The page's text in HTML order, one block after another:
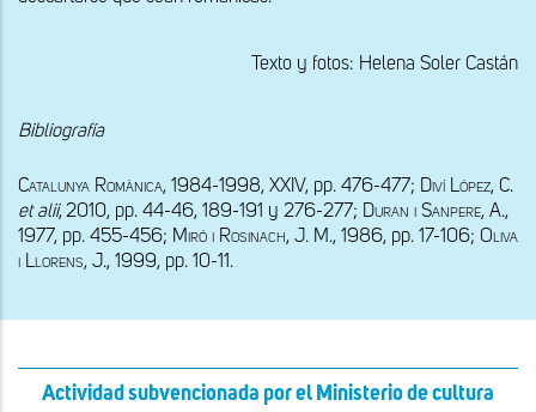
Texto y fotos: Helena Soler Castán
Bibliografía
Catalunya Romànica, 1984-1998, XXIV, pp. 476-477;
et alii,2010, pp. 44-46, 189-191 y 276-277; Duran i Sanpere, A.,
1977, pp. 455-456; Miró i Rosinach, J. M., 1986, pp. 17-106; Oliva
i Llorens, J., 1999, pp. 10-11.
Actividad subvencionada por el Ministerio de cultura